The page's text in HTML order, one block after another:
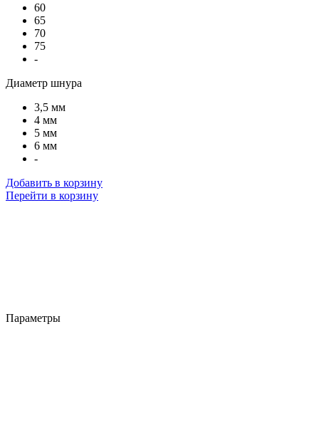
60
65
70
75
-
Диаметр шнура
3,5 мм
4 мм
5 мм
6 мм
-
Добавить в корзину
Перейти в корзину
Параметры